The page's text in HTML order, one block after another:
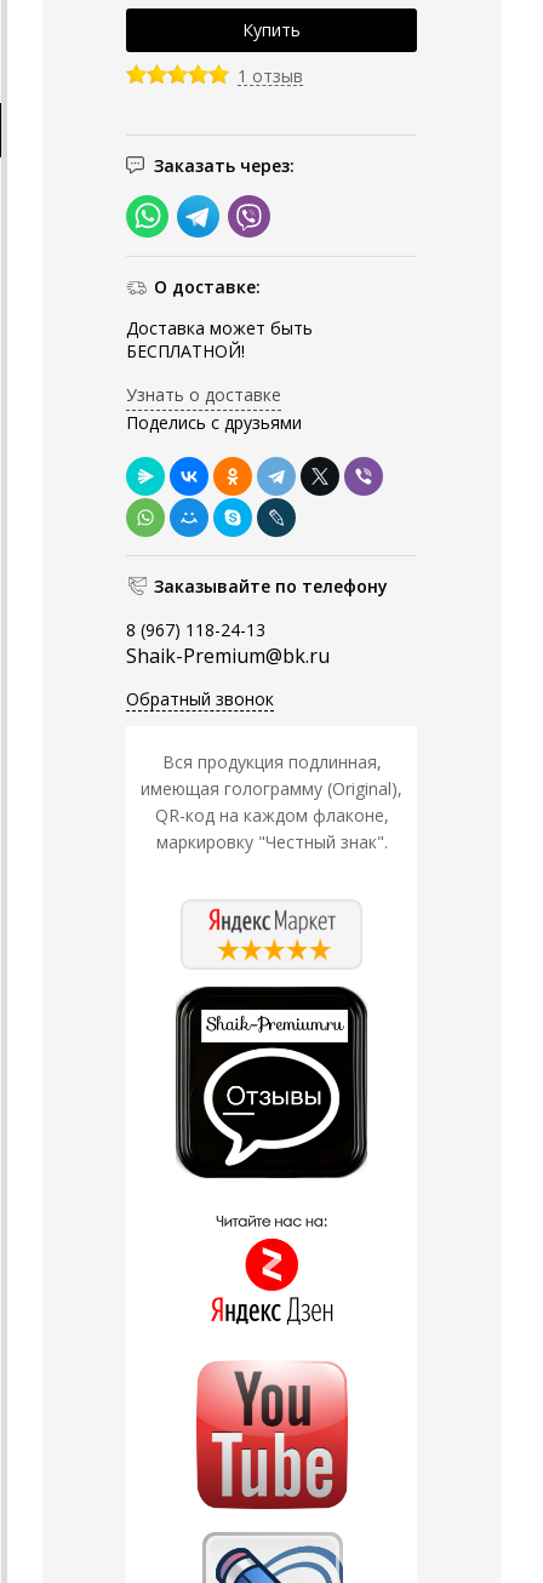
1 отзыв
Заказать через:
О доставке:
Доставка может быть
БЕСПЛАТНОЙ!
Узнать о доставке
Поделись с друзьями
Заказывайте по телефону
8 (967) 118-24-13
Shaik-Premium@bk.ru
Обратный звонок
Вся продукция подлинная,
имеющая голограмму (Original),
QR-код на каждом флаконе,
маркировку "Честный знак".